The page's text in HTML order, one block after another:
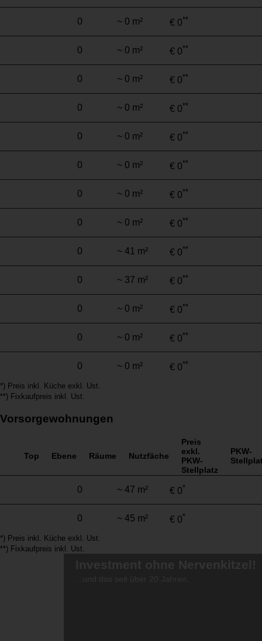
0 ~ 0 m² € 0**
0 ~ 0 m² € 0**
0 ~ 0 m² € 0**
0 ~ 0 m² € 0**
0 ~ 0 m² € 0**
0 ~ 0 m² € 0**
0 ~ 0 m² € 0**
0 ~ 0 m² € 0**
0 ~ 41 m² € 0**
0 ~ 37 m² € 0**
0 ~ 0 m² € 0**
0 ~ 0 m² € 0**
0 ~ 0 m² € 0**
*) Preis inkl. Küche exkl. Ust.
**) Fixkaufpreis inkl. Ust.
Vorsorgewohnungen
Top Ebene Räume Nutzfäche
Preis
exkl.
PKW-
Stellplatz
PKW-
0 ~ 47 m² € 0*
0 ~ 45 m² € 0*
*) Preis inkl. Küche exkl. Ust.
**) Fixkaufpreis inkl. Ust.